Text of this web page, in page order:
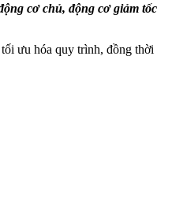
cơ chủ, động cơ giảm tốc
ưu hóa quy trình, đồng thời